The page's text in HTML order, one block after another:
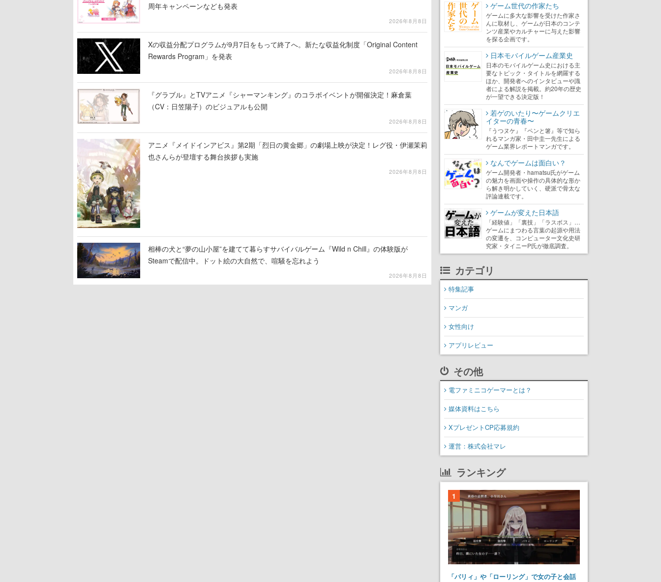
周年キャンペーンなども発表
2026年8月8日
Xの収益分配プログラムが9月7日をもって終了へ。新たな収益化制度「Original Content
Rewards Program」を発表
2026年8月8日
『グラブル』とTVアニメ『シャーマンキング』のコラボイベントが開催決定！麻倉葉
（CV：日笠陽子）のビジュアルも公開
2026年8月8日
アニメ『メイドインアビス』第2期「烈日の黄金郷」の劇場上映が決定！レグ役・伊瀬茉莉
也さんらが登壇する舞台挨拶も実施
2026年8月8日
相棒の犬と“夢の山小屋”を建てて暮らすサバイバルゲーム『Wild n Chill』の体験版が
Steamで配信中。ドット絵の大自然で、喧騒を忘れよう
2026年8月8日
ゲーム世代の作家たち
ゲームに多大な影響を受けた作家さ
んに取材し、ゲームが日本のコンテ
ンツ産業やカルチャーに与えた影響
を探る企画です。
日本モバイルゲーム産業史
日本のモバイルゲーム史における主
要なトピック・タイトルを網羅する
ほか、開発者へのインタビューや識
者による解説を掲載。約20年の歴史
が一望できる決定版！
若ゲのいたり〜ゲームクリエ
イターの青春〜
『うつヌケ』『ペンと箸』等で知ら
れるマンガ家・田中圭一先生による
ゲーム業界レポートマンガです。
なんでゲームは面白い？
ゲーム開発者・hamatsu氏がゲーム
の魅力を画面や操作の具体的な形か
ら解き明かしていく、硬派で骨太な
評論連載です。
ゲームが変えた日本語
「経験値」「裏技」「ラスボス」…
ゲームにまつわる言葉の起源や用法
の変遷を、コンピューター文化史研
究家・タイニーP氏が徹底調査。
カテゴリ
特集記事
マンガ
女性向け
アプリレビュー
その他
電ファミニコゲーマーとは？
媒体資料はこちら
XプレゼントCP応募規約
運営：株式会社マレ
ランキング
1
「パリィ」や「ローリング」で女の子と会話